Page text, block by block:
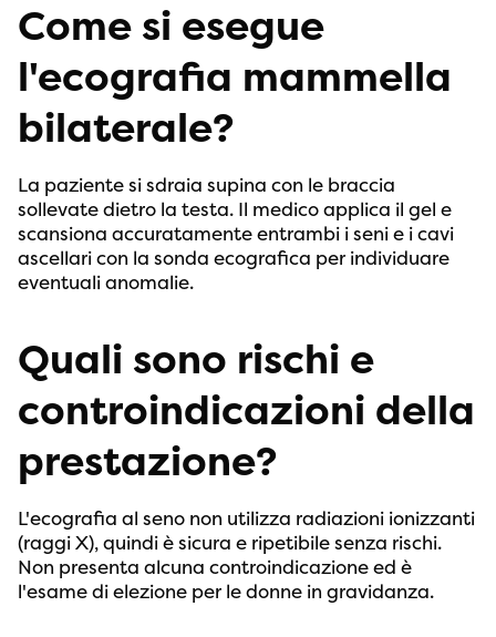
Come si esegue
l'ecografia mammella
bilaterale?
La paziente si sdraia supina con le braccia
sollevate dietro la testa. Il medico applica il gel e
scansiona accuratamente entrambi i seni e i cavi
ascellari con la sonda ecografica per individuare
eventuali anomalie.
Quali sono rischi e
controindicazioni della
prestazione?
L'ecografia al seno non utilizza radiazioni ionizzanti
(raggi X), quindi è sicura e ripetibile senza rischi.
Non presenta alcuna controindicazione ed è
l'esame di elezione per le donne in gravidanza.